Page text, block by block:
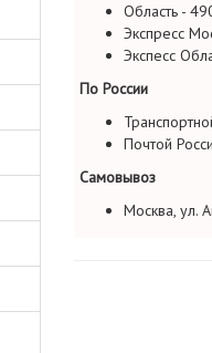
Область -
Экспресс
Экспесс
По России
Почтой
Самовывоз
Москва, ул.